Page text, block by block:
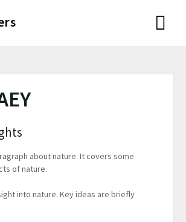
about nature. It covers some
of nature.
into nature. Key ideas are briefly